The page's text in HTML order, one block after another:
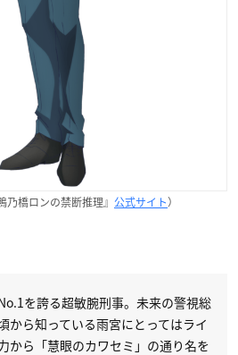
乃橋ロンの禁断推理』 公式サイト）
を誇る超敏腕刑事。未来の警視総
から知っている雨宮にとってはライ
から「慧眼のカワセミ」の通り名を